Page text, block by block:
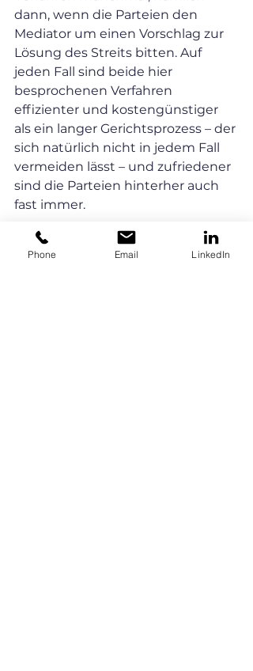
dann, wenn die Parteien den
Mediator um einen Vorschlag zur
Lösung des Streits bitten. Auf
jeden Fall sind beide hier
besprochenen Verfahren
effizienter und kostengünstiger
als ein langer Gerichtsprozess – der
sich natürlich nicht in jedem Fall
vermeiden lässt – und zufriedener
sind die Parteien hinterher auch
fast immer.
Mediation Lösungsfindung
Konfliktlösung
Phone Email LinkedIn